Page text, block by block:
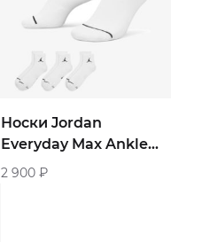
Носки Jordan
Everyday Max Ankle
White 3-Pairs
2 900 ₽